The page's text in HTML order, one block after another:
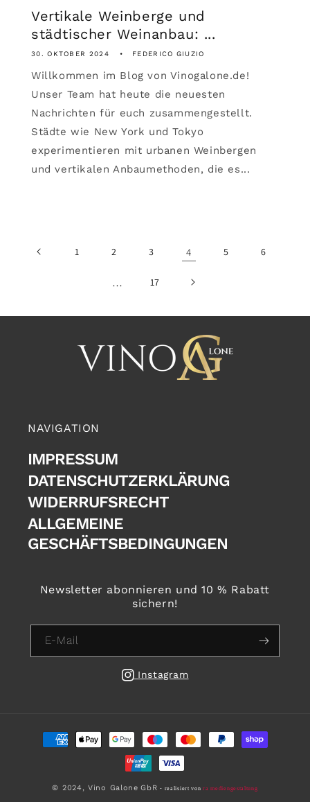
Vertikale Weinberge und
städtischer Weinanbau: ...
30. OKTOBER 2024 FEDERICO GIUZIO
Willkommen im Blog von Vinogalone.de!
Unser Team hat heute die neuesten
Nachrichten für euch zusammengestellt.
Städte wie New York und Tokyo
experimentieren mit urbanen Weinbergen
und vertikalen Anbaumethoden, die es...
1 2 3 4 5 6
… 17
NAVIGATION
IMPRESSUM
DATENSCHUTZERKLÄRUNG
WIDERRUFSRECHT
ALLGEMEINE
GESCHÄFTSBEDINGUNGEN
Newsletter abonnieren und 10 % Rabatt
sichern!
E-Mail
Instagram
Zahlungsmethoden
© 2024,Vino Galone GbR - realisiert vonra mediengestaltung